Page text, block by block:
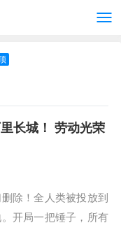
长城！ 劳动光荣
除！全人类被投放到
开局一把锤子，所有